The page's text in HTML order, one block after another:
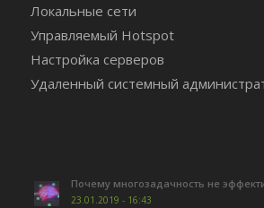
Локальные сети
Управляемый Hotspot
Настройка серверов
Удаленный системный
Почему многозадачность не
23.01.2019 - 16:43